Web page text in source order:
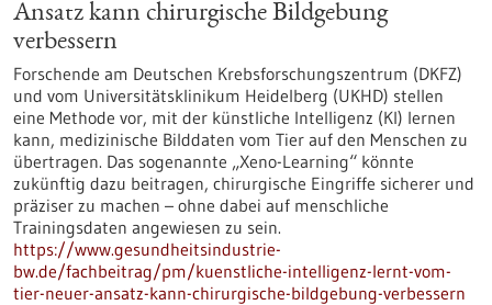
Ansatz kann chirurgische Bildgebung
verbessern
Forschende am Deutschen Krebsforschungszentrum (DKFZ)
und vom Universitätsklinikum Heidelberg (UKHD) stellen
eine Methode vor, mit der künstliche Intelligenz (KI) lernen
kann, medizinische Bilddaten vom Tier auf den Menschen zu
übertragen. Das sogenannte „Xeno-Learning“ könnte
zukünftig dazu beitragen, chirurgische Eingriffe sicherer und
präziser zu machen – ohne dabei auf menschliche
Trainingsdaten angewiesen zu sein.
https://www.gesundheitsindustrie-
bw.de/fachbeitrag/pm/kuenstliche-intelligenz-lernt-vom-
tier-neuer-ansatz-kann-chirurgische-bildgebung-verbessern